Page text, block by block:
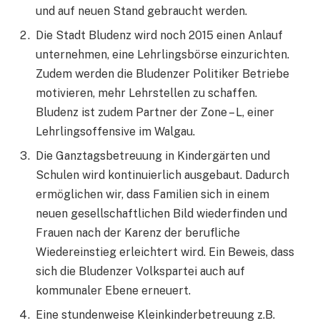
und auf neuen Stand gebraucht werden.
Die Stadt Bludenz wird noch 2015 einen Anlauf
unternehmen, eine Lehrlingsbörse einzurichten.
Zudem werden die Bludenzer Politiker Betriebe
motivieren, mehr Lehrstellen zu schaffen.
Bludenz ist zudem Partner der Zone – L, einer
Lehrlingsoffensive im Walgau.
Die Ganztagsbetreuung in Kindergärten und
Schulen wird kontinuierlich ausgebaut. Dadurch
ermöglichen wir, dass Familien sich in einem
neuen gesellschaftlichen Bild wiederfinden und
Frauen nach der Karenz der berufliche
Wiedereinstieg erleichtert wird. Ein Beweis, dass
sich die Bludenzer Volkspartei auch auf
kommunaler Ebene erneuert.
Eine stundenweise Kleinkinderbetreuung z.B.